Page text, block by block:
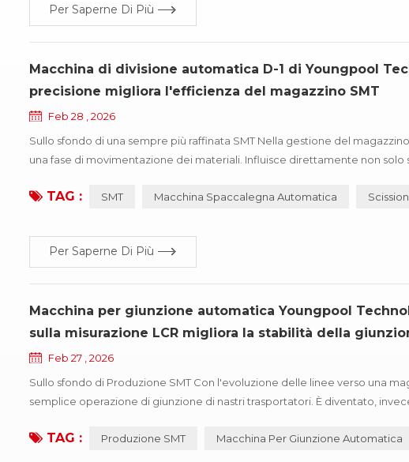
Per Saperne Di Più
Macchina di divisione automatica D-1 di Youngpool
precisione migliora l'efficienza del magazzino SMT
Feb 28 , 2026
Sullo sfondo di una sempre più raffinata SMT Nella gestione del
una fase di movimentazione dei materiali. Influisce direttamente non
TAG : SMT Macchina Spaccalegna Automatica
Per Saperne Di Più
Macchina per giunzione automatica Youngpool
sulla misurazione LCR migliora la stabilità della
Feb 27 , 2026
Sullo sfondo di Produzione SMT Con l'evoluzione delle linee verso una
semplice operazione di giunzione di nastri trasportatori. È diventato,
TAG : Produzione SMT Macchina Per Giunzione Automatica